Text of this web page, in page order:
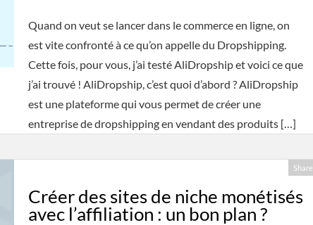
Quand on veut se lancer dans le commerce en ligne, on
est vite confronté à ce qu’on appelle du Dropshipping.
Cette fois, pour vous, j’ai testé AliDropship et voici ce que
j’ai trouvé ! AliDropship, c’est quoi d’abord ? AliDropship
est une plateforme qui vous permet de créer une
entreprise de dropshipping en vendant des produits […]
Share
Créer des sites de niche monétisés
avec l’affiliation : un bon plan ?